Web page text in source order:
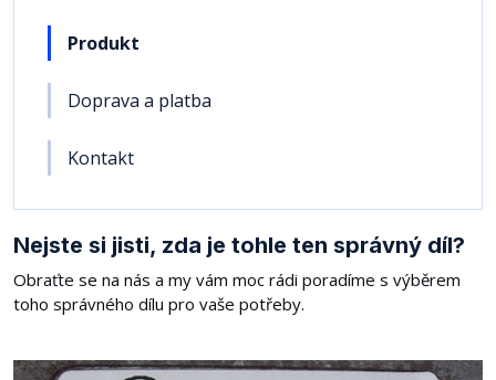
Produkt
Doprava a platba
Kontakt
Nejste si jisti, zda je tohle ten správný díl?
Obraťte se na nás a my vám moc rádi poradíme s výběrem
toho správného dílu pro vaše potřeby.